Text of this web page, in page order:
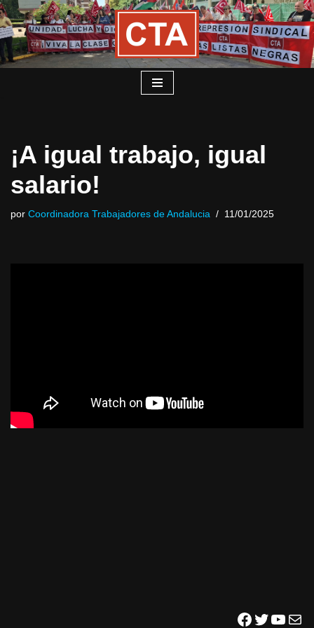
Saltar
al
contenido
¡A igual trabajo, igual
salario!
por Coordinadora Trabajadores de Andalucia 11/01/2025